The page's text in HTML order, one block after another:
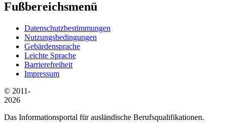
Fußbereichsmenü
Datenschutzbestimmungen
Nutzungsbedingungen
Gebärdensprache
Leichte Sprache
Barrierefreiheit
Impressum
© 2011-
2026
Das Informationsportal für ausländische Berufsqualifikationen.